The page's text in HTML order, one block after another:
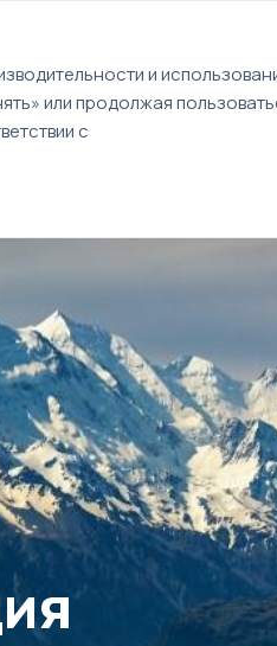
путешествий
и
или продолжая
с